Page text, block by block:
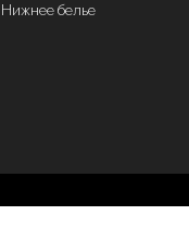
Нижнее белье